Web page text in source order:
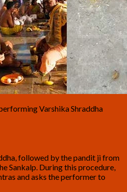
Varshika Shraddha
followed by the pandit ji from
Sankalp. During this procedure,
and asks the performer to